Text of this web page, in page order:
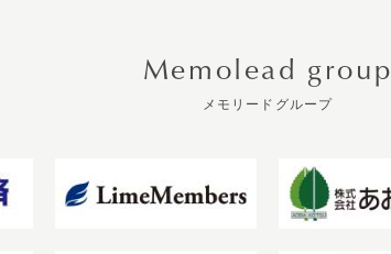
Memolead group
メモリードグループ